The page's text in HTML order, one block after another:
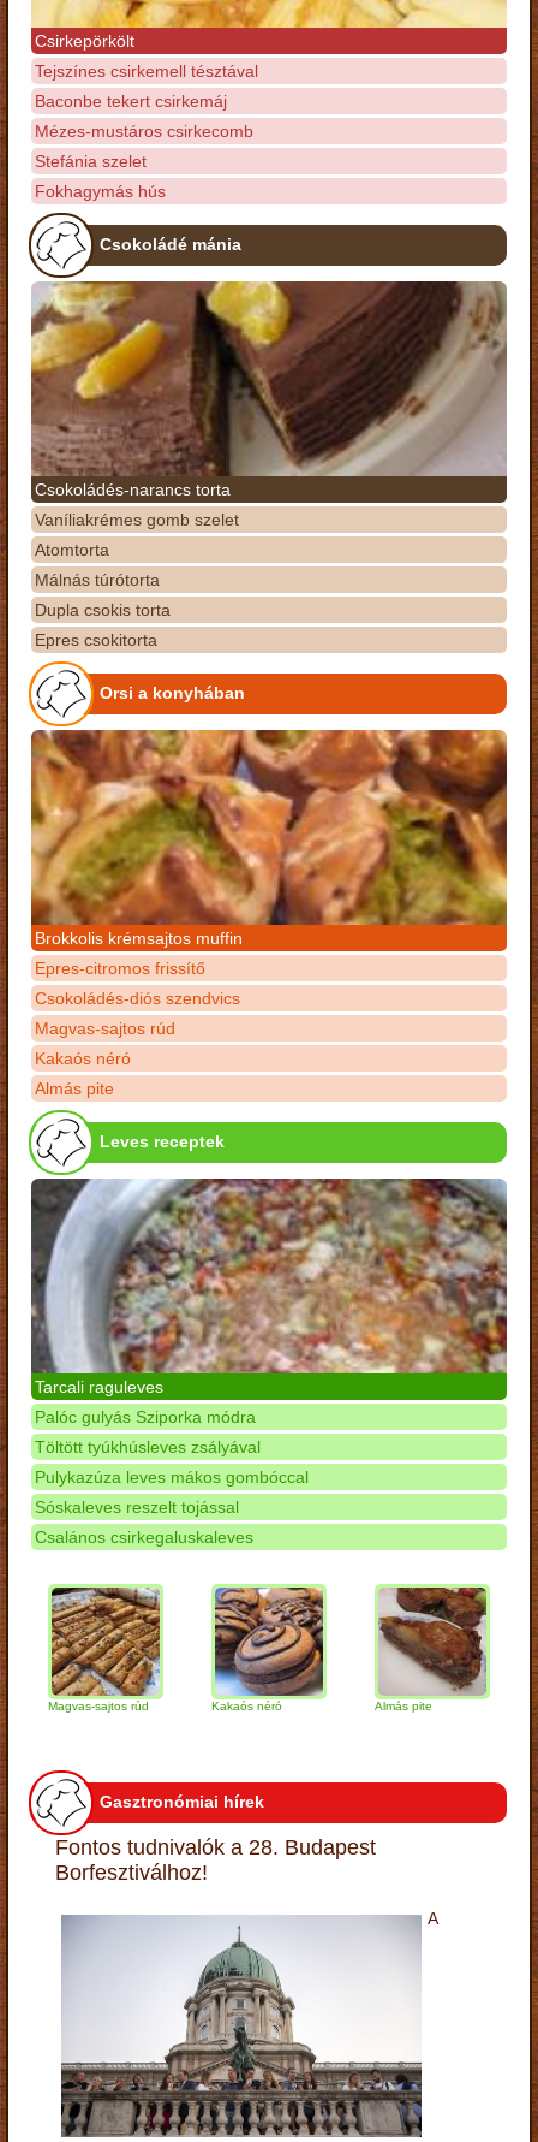
Csirkepörkölt
Tejszínes csirkemell tésztával
Baconbe tekert csirkemáj
Mézes-mustáros csirkecomb
Stefánia szelet
Fokhagymás hús
Csokoládé mánia
Csokoládés-narancs torta
Vaníliakrémes gomb szelet
Atomtorta
Málnás túrótorta
Dupla csokis torta
Epres csokitorta
Orsi a konyhában
Brokkolis krémsajtos muffin
Epres-citromos frissítő
Csokoládés-diós szendvics
Magvas-sajtos rúd
Kakaós néró
Almás pite
Leves receptek
Tarcali raguleves
Palóc gulyás Sziporka módra
Töltött tyúkhúsleves zsályával
Pulykazúza leves mákos gombóccal
Sóskaleves reszelt tojással
Csalános csirkegaluskaleves
Magvas-sajtos rúd Kakaós néró Almás pite
Gasztronómiai hírek
Fontos tudnivalók a 28. Budapest
Borfesztiválhoz!
A